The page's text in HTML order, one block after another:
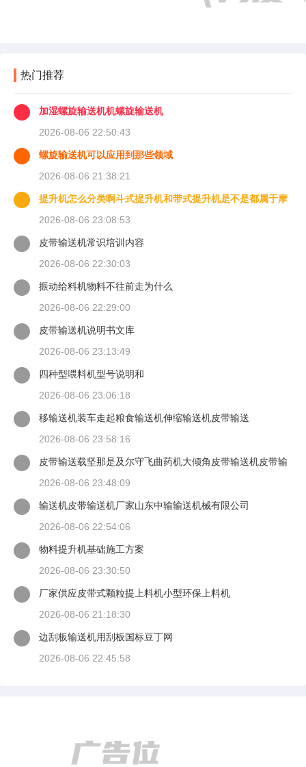
热门推荐
加湿螺旋输送机机螺旋输送机
2026-08-06 22:50:43
螺旋输送机可以应用到那些领域
2026-08-06 21:38:21
提升机怎么分类啊斗式提升机和带式提升机是不是都属于摩
2026-08-06 23:08:53
皮带输送机常识培训内容
2026-08-06 22:30:03
振动给料机物料不往前走为什么
2026-08-06 22:29:00
皮带输送机说明书文库
2026-08-06 23:13:49
四种型喂料机型号说明和
2026-08-06 23:06:18
移输送机装车走起粮食输送机伸缩输送机皮带输送
2026-08-06 23:58:16
皮带输送载坚那是及尔守飞曲药机大倾角皮带输送机皮带输
2026-08-06 23:48:09
输送机皮带输送机厂家山东中输输送机械有限公司
2026-08-06 22:54:06
物料提升机基础施工方案
2026-08-06 23:30:50
厂家供应皮带式颗粒提上料机小型环保上料机
2026-08-06 21:18:30
边刮板输送机用刮板国标豆丁网
2026-08-06 22:45:58